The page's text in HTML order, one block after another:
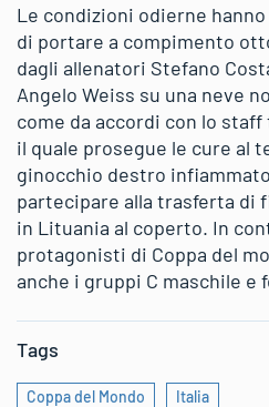
Le condizioni odierne
di portare a compimento
dagli allenatori Stefano
Angelo Weiss su una neve
come da accordi con lo staff
il quale prosegue le cure al
ginocchio destro
partecipare alla trasferta di
in Lituania al coperto. In
protagonisti di Coppa del
anche i gruppi C maschile e
Tags
Coppa del Mondo Italia